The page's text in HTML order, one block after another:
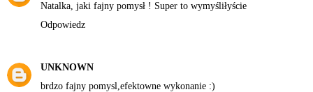
Natalka, jaki fajny pomysł ! Super to wymyśliłyście
Odpowiedz
UNKNOWN
brdzo fajny pomysl,efektowne wykonanie :)